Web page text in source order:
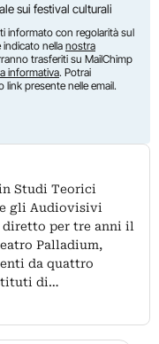
sui festival culturali
informato con regolarità sul
nella nostra
trasferiti su MailChimp
informativa. Potrai
presente nelle email.
Studi Teorici
gli Audiovisivi
diretto per tre anni il
Palladium,
da quattro
di…